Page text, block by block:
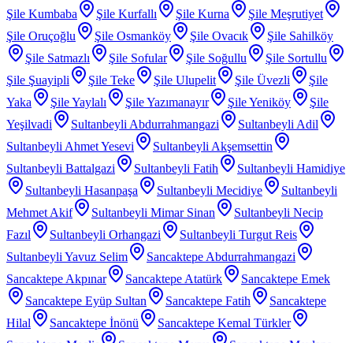
Şile Kumbaba
Şile Kurfallı Şile Kurna
Şile Meşrutiyet
Şile Oruçoğlu
Şile Osmanköy Şile Ovacık
Şile Sahilköy
Şile Satmazlı
Şile Sofular Şile Soğullu
Şile Sortullu
Şile Şuayipli
Şile Teke Şile Ulupelit Şile Üvezli
Şile
Yaka
Şile Yaylalı Şile Yazımanayır Şile Yeniköy
Şile
Yeşilvadi
Sultanbeyli Abdurrahmangazi
Sultanbeyli Adil
Sultanbeyli Ahmet Yesevi
Sultanbeyli Akşemsettin
Sultanbeyli Battalgazi
Sultanbeyli Fatih
Sultanbeyli Hamidiye
Sultanbeyli Hasanpaşa
Sultanbeyli Mecidiye
Sultanbeyli
Mehmet Akif
Sultanbeyli Mimar Sinan
Sultanbeyli Necip
Fazıl
Sultanbeyli Orhangazi
Sultanbeyli Turgut Reis
Sultanbeyli Yavuz Selim
Sancaktepe Abdurrahmangazi
Sancaktepe Akpınar
Sancaktepe Atatürk
Sancaktepe Emek
Sancaktepe Eyüp Sultan
Sancaktepe Fatih
Sancaktepe
Hilal
Sancaktepe İnönü
Sancaktepe Kemal Türkler